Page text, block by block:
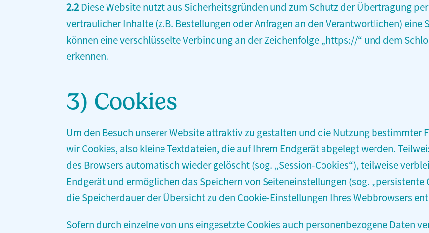
2.2Diese Website nutzt aus Sicherheitsgründen und zum Schutz der Übertragung
vertraulicher Inhalte (z.B. Bestellungen oder Anfragen an den Verantwortlichen) eine
können eine verschlüsselte Verbindung an der Zeichenfolge „https://“ und dem
erkennen.
3) Cookies
Um den Besuch unserer Website attraktiv zu gestalten und die Nutzung bestimmter
wir Cookies, also kleine Textdateien, die auf Ihrem Endgerät abgelegt werden.
des Browsers automatisch wieder gelöscht (sog. „Session-Cookies“), teilweise
Endgerät und ermöglichen das Speichern von Seiteneinstellungen (sog. „persistente
die Speicherdauer der Übersicht zu den Cookie-Einstellungen Ihres Webbrowsers
Sofern durch einzelne von uns eingesetzte Cookies auch personenbezogene Daten